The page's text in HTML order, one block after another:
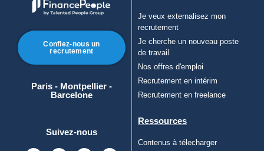
Confiez-nous un
recrutement
Paris - Montpellier -
Barcelone
Suivez-nous
Je veux externalisez mon
recrutement
Je cherche un nouveau poste
de travail
Nos offres d'emploi
Recrutement en intérim
Recrutement en freelance
Ressources
Contenus à télecharger